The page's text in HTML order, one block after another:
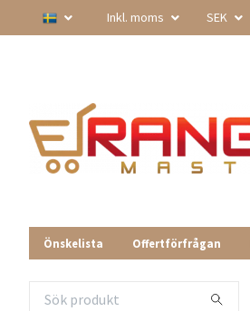
Inkl. moms SEK
Önskelista Offertförfrågan